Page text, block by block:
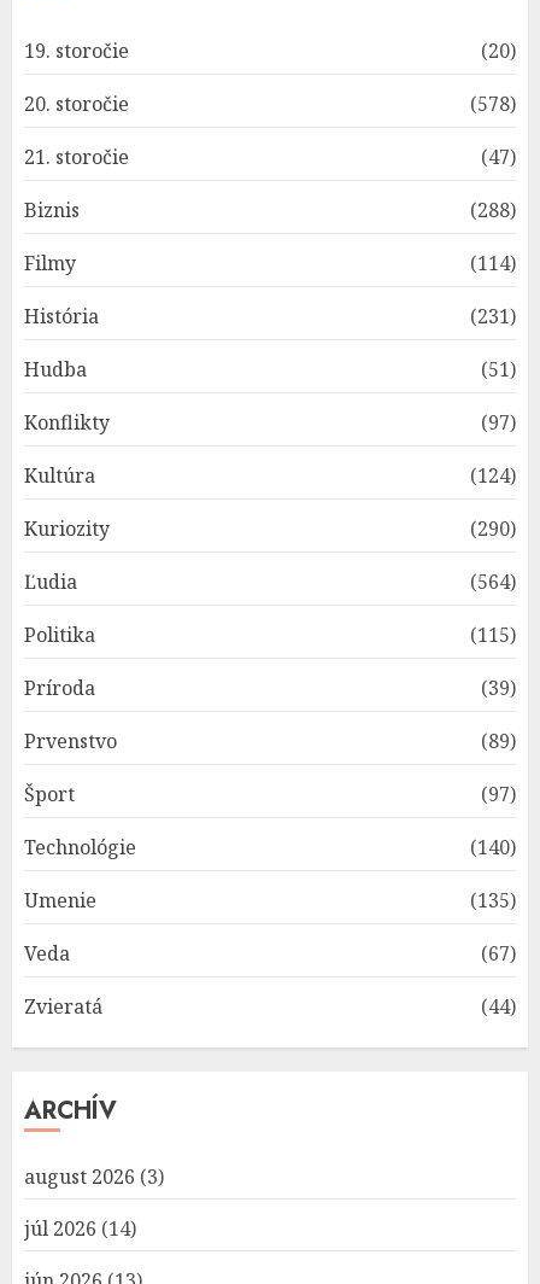
19. storočie
(20)
20. storočie
(578)
21. storočie
(47)
Biznis
(288)
Filmy
(114)
História
(231)
Hudba
(51)
Konflikty
(97)
Kultúra
(124)
Kuriozity
(290)
Ľudia
(564)
Politika
(115)
Príroda
(39)
Prvenstvo
(89)
Šport
(97)
Technológie
(140)
Umenie
(135)
Veda
(67)
Zvieratá
(44)
ARCHÍV
august 2026 (3)
júl 2026 (14)